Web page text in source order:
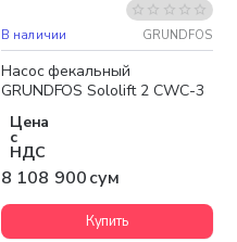
Бесплатная доставка
В наличии GRUNDFOS
Насос фекальный
GRUNDFOS Sololift 2 CWC-3
Цена
с
НДС
8 108 900 сум
Купить